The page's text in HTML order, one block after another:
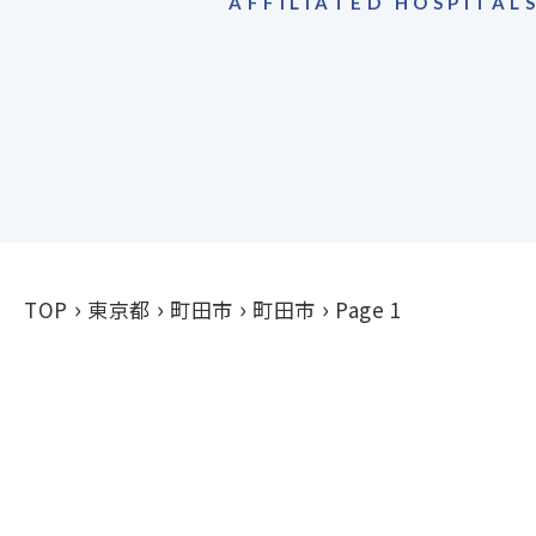
TOP 東京都 町田市 町田市 Page 1